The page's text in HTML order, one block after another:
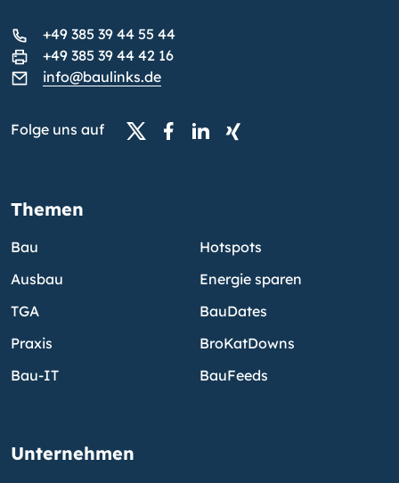
+49 385 39 44 55 44
+49 385 39 44 42 16
info@baulinks.de
Folge uns auf
Themen
Bau
Ausbau
TGA
Praxis
Bau-IT
Hotspots
Energie sparen
BauDates
BroKatDowns
BauFeeds
Unternehmen